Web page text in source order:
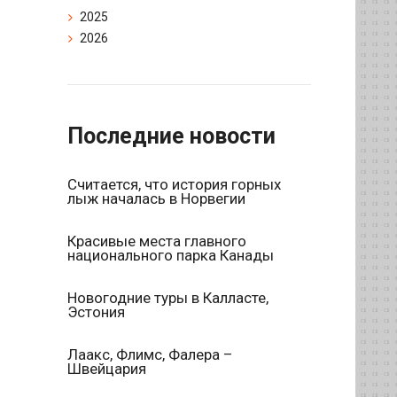
2025
2026
Последние новости
Считается, что история горных
лыж началась в Норвегии
Красивые места главного
национального парка Канады
Новогодние туры в Калласте,
Эстония
Лаакс, Флимс, Фалера –
Швейцария